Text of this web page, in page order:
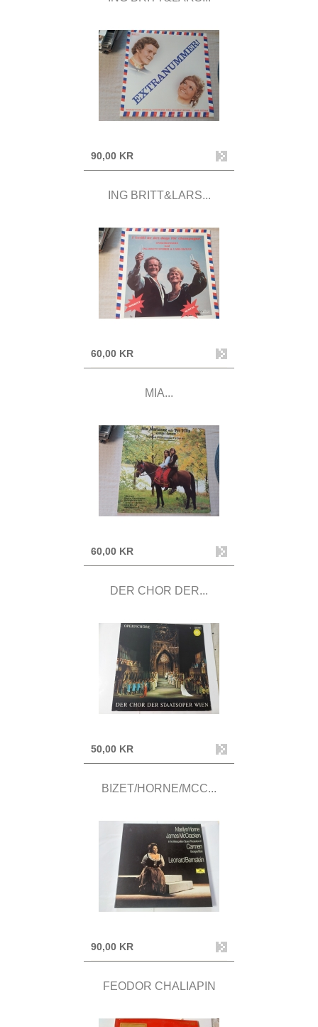
90,00 KR
ING BRITT&LARS...
60,00 KR
MIA...
60,00 KR
DER CHOR DER...
50,00 KR
BIZET/HORNE/MCC...
90,00 KR
FEODOR CHALIAPIN